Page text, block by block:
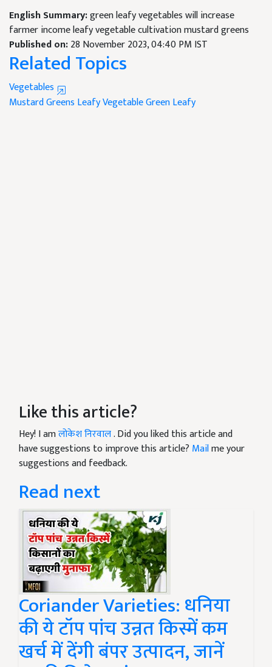
English Summary:green leafy vegetables will increase
farmer income leafy vegetable cultivation mustard greens
Published on:28 November 2023, 04:40 PM IST
Related Topics
Vegetables
Mustard Greens Leafy VegetableGreen Leafy
Like this article?
Hey! I amलोकेश निरवाल. Did you liked this article and
have suggestions to improve this article? Mailme your
suggestions and feedback.
Read next
Coriander Varieties: धनिया
की ये टॉप पांच उन्नत किस्में कम
खर्च में देंगी बंपर उत्पादन, जानें